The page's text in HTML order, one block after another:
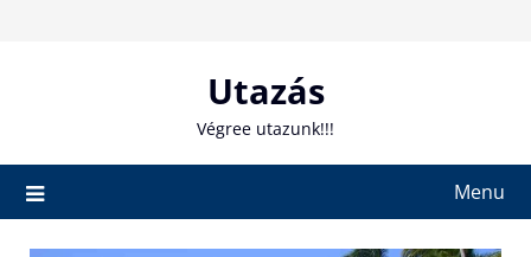
Utazás
Végree utazunk!!!
Menu